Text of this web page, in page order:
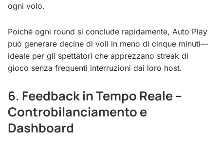
ogni volo.
Poiché ogni round si conclude rapidamente, Auto Play
può generare decine di voli in meno di cinque minuti—
ideale per gli spettatori che apprezzano streak di
gioco senza frequenti interruzioni dai loro host.
6. Feedback in Tempo Reale –
Controbilanciamento e
Dashboard